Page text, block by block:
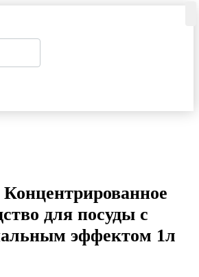
для посуды с
эффектом 1л